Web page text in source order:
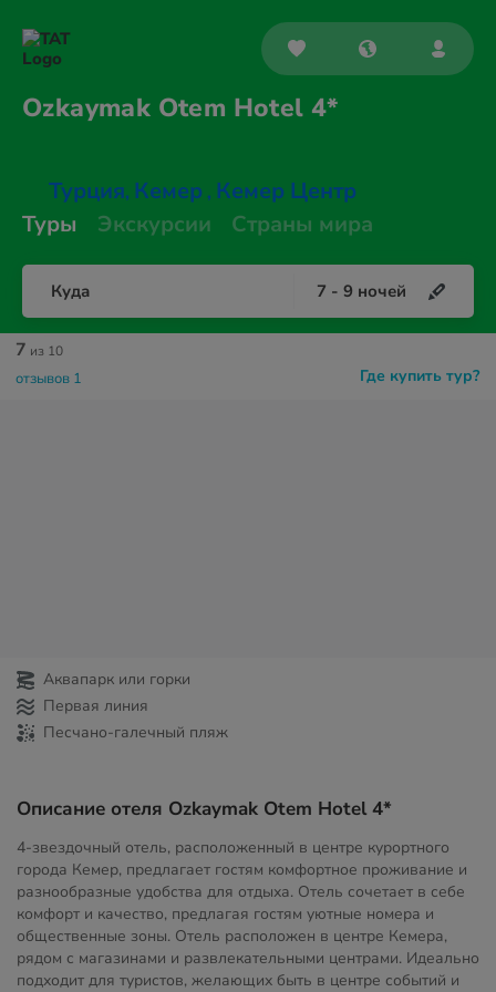
Ozkaymak Otem Hotel 4*
Турция, Кемер , Кемер Центр
Туры
Экскурсии Страны мира
Куда 7 - 9 ночей
Где купить тур?
7 из 10
отзывов 1
Аквапарк или горки
Первая линия
Песчано-галечный пляж
Описание отеля Ozkaymak Otem Hotel 4*
4-звездочный отель, расположенный в центре курортного
города Кемер, предлагает гостям комфортное проживание и
разнообразные удобства для отдыха. Отель сочетает в себе
комфорт и качество, предлагая гостям уютные номера и
общественные зоны. Отель расположен в центре Кемера,
рядом с магазинами и развлекательными центрами. Идеально
подходит для туристов, желающих быть в центре событий и